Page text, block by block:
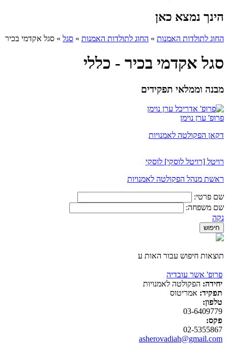
הינך נמצא כאן
החוג לתולדות האמנות » החוג לתולדות האמנות » סגל » סגל אקדמי בכיר
סגל אקדמי בכיר - כללי
מבנה וממלאי תפקידים
פרופ' ערן נוימן
דקאן הפקולטה לאמנויות
רויטל [רויטל לוסקי] לוסקי
ראשת מנהל הפקולטה לאמנויות
שם פרטי:
שם משפחה:
נקה
תוצאות חיפוש עבור האות ע
פרופ' אשר עובדיה
יחידה: הפקולטה לאמנויות
תפקיד: אמריטוס
טלפון:
03-6409779
פקס:
02-5355867
asherovadiah@gmail.com